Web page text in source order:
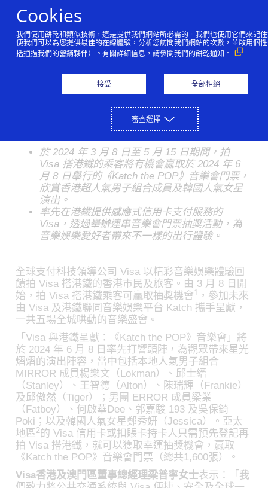
拍Visa搭港鐵可贏取全城
矚目音樂會門票
香港人氣男子組合、知名
韓星打響頭炮
於 2024 年 3 月 8 日至 5 月 15 日期間，拍
Visa 搭港鐵的乘客將有機會贏取於 2024 年 6
月 8 日舉行的《Katch the POP》音樂會門票，
欣賞香港超人氣男子組合成員及韓國人氣女星
演出。
率先在港鐵提供感應式信用卡支付服務的
Visa，透過舉辦連串音樂會門票抽獎活動，為
音樂娛樂愛好者帶來不一樣的出行體驗。
全球支付科技領導公司 Visa 以精彩音樂娛樂體驗回
饋拍 Visa 搭港鐵的香港市民及旅客。由 3 月 8 日開
始，拍 Visa 搭港鐵乘客可贏取抽獎機會1
，參加未來
由 Visa 及港鐵聯同音樂娛樂平台 Katch 攜手呈獻，
一共五場全城哄動的音樂盛會。
「Visa 與港鐵呈獻：《Katch the POP》音樂會」將
於 2024 年 6 月 8 日率先打響頭陣，為觀眾帶來星光
熠熠的演出陣容，當中包括本地人氣男子組合
MIRROR 成員楊樂文（Lokman）、邱士縉
（Stanley）、王智德（Alton）、陳瑞輝（Frankie）
及邱傲然（Tiger）；男團 ERROR 成員梁業
（Fatboy）、何啟華Dee、郭嘉駿 193 及吳保錡
Poki；以及韓國人氣女星鄭秀妍（Jessica）。亞太
地區 2的 Visa 信用卡或扣賬卡持卡人只需預先登記再
拍 Visa 搭港鐵，就可以獲取幸運抽獎機會，贏取
《Katch the POP》音樂會門票（總共1,600張）。
Visa香港及澳門區董事總經理梁普寧女士表示：「我
Cookies
我們使用餅乾和類似技術，這是提供我們網站所必需的。我們也使用它們來記
便我們可以為您提供最佳的在線體驗，分析您訪問我們網站的次數，並啟用個
括通過我們的營銷夥伴）。有關詳細信息，請參閱我們的餅乾通知。
接受 全部拒絕
審查選擇